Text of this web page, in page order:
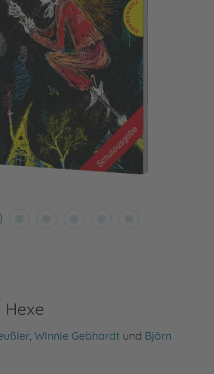
Hexe
Winnie Gebhardt und Björn